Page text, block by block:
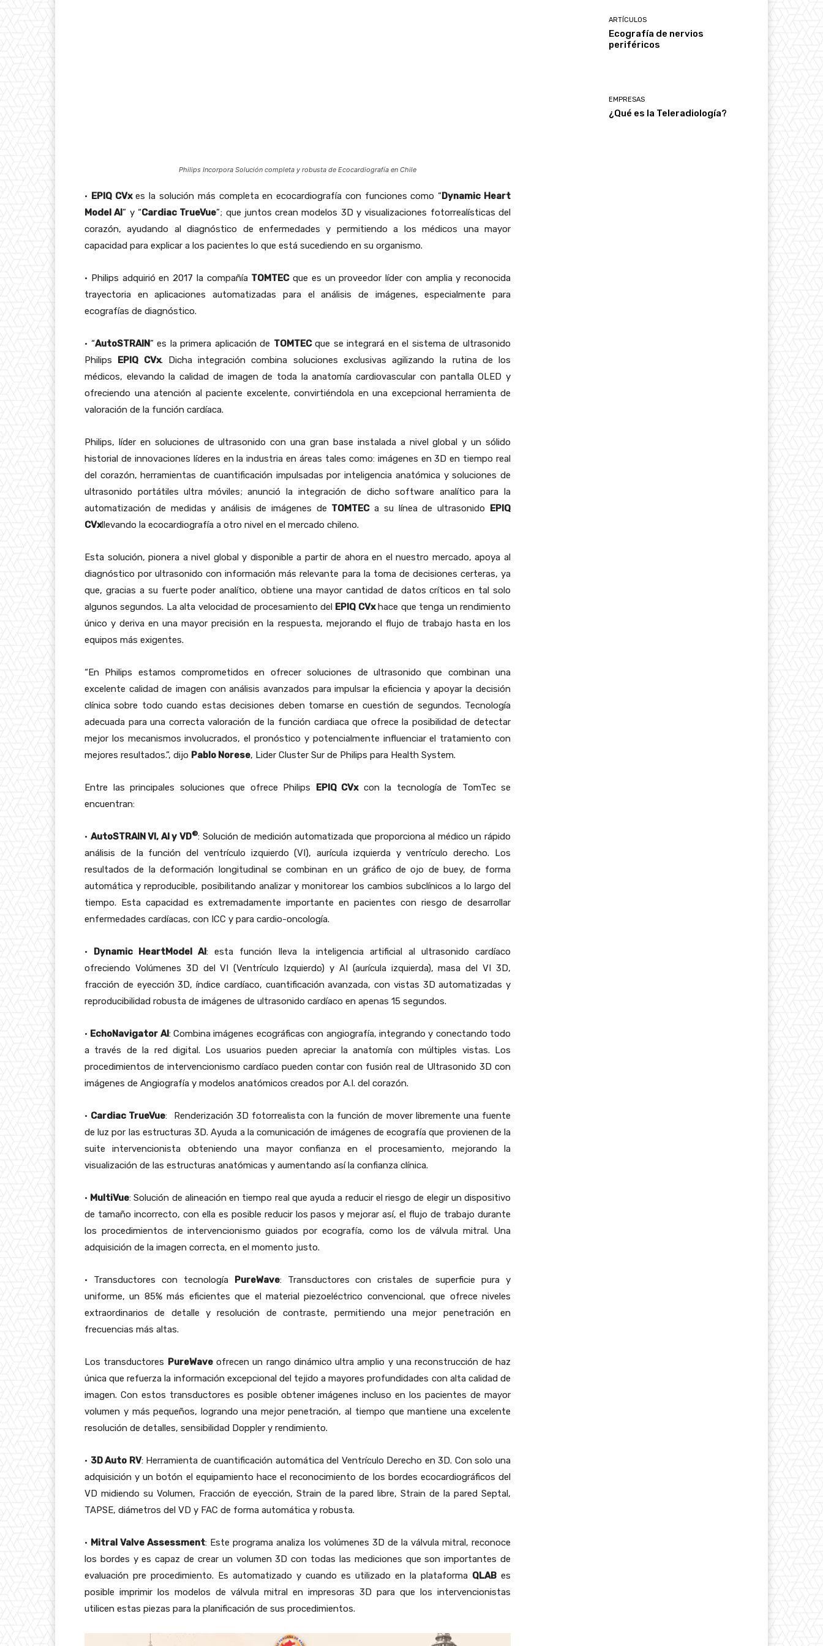
Philips Incorpora Solución completa y robusta de Ecocardiografía en Chile
• EPIQ CVxes la solución más completa en ecocardiografía con funciones como “Dynamic Heart
ModelAI” y “Cardiac TrueVue”; que juntos crean modelos 3D y visualizaciones fotorrealísticas del
corazón, ayudando al diagnóstico de enfermedades y permitiendo a los médicos una mayor
capacidad para explicar a los pacientes lo que está sucediendo en su organismo.
• Philips adquirió en 2017 la compañía TOMTECque es un proveedor líder con amplia y reconocida
trayectoria en aplicaciones automatizadas para el análisis de imágenes, especialmente para
ecografías de diagnóstico.
• “AutoSTRAIN” es la primera aplicación de TOMTECque se integrará en el sistema de ultrasonido
Philips EPIQ CVx. Dicha integración combina soluciones exclusivas agilizando la rutina de los
médicos, elevando la calidad de imagen de toda la anatomía cardiovascular con pantalla OLED y
ofreciendo una atención al paciente excelente, convirtiéndola en una excepcional herramienta de
valoración de la función cardíaca.
Philips, líder en soluciones de ultrasonido con una gran base instalada a nivel global y un sólido
historial de innovaciones líderes en la industria en áreas tales como: imágenes en 3D en tiempo real
del corazón, herramientas de cuantificación impulsadas por inteligencia anatómica y soluciones de
ultrasonido portátiles ultra móviles; anunció la integración de dicho software analítico para la
automatización de medidas y análisis de imágenes de TOMTECa su línea de ultrasonido EPIQ
CVxllevando la ecocardiografía a otro nivel en el mercado chileno.
Esta solución, pionera a nivel global y disponible a partir de ahora en el nuestro mercado, apoya al
diagnóstico por ultrasonido con información más relevante para la toma de decisiones certeras, ya
que, gracias a su fuerte poder analítico, obtiene una mayor cantidad de datos críticos en tal solo
algunos segundos. La alta velocidad de procesamiento del EPIQ CVxhace que tenga un rendimiento
único y deriva en una mayor precisión en la respuesta, mejorando el flujo de trabajo hasta en los
equipos más exigentes.
“En Philips estamos comprometidos en ofrecer soluciones de ultrasonido que combinan una
excelente calidad de imagen con análisis avanzados para impulsar la eficiencia y apoyar la decisión
clínica sobre todo cuando estas decisiones deben tomarse en cuestión de segundos. Tecnología
adecuada para una correcta valoración de la función cardiaca que ofrece la posibilidad de detectar
mejor los mecanismos involucrados, el pronóstico y potencialmente influenciar el tratamiento con
mejores resultados.”, dijo Pablo Norese, Lider Cluster Sur de Philips para Health System.
Entre las principales soluciones que ofrece Philips EPIQ CVxcon la tecnología de TomTec se
encuentran:
• AutoSTRAIN VI, AI y VD©: Solución de medición automatizada que proporciona al médico un rápido
análisis de la función del ventrículo izquierdo (VI), aurícula izquierda y ventrículo derecho. Los
resultados de la deformación longitudinal se combinan en un gráfico de ojo de buey, de forma
automática y reproducible, posibilitando analizar y monitorear los cambios subclínicos a lo largo del
tiempo. Esta capacidad es extremadamente importante en pacientes con riesgo de desarrollar
enfermedades cardíacas, con ICC y para cardio-oncología.
• Dynamic HeartModel AI: esta función lleva la inteligencia artificial al ultrasonido cardíaco
ofreciendo Volúmenes 3D del VI (Ventrículo Izquierdo) y AI (aurícula izquierda), masa del VI 3D,
fracción de eyección 3D, índice cardíaco, cuantificación avanzada, con vistas 3D automatizadas y
reproducibilidad robusta de imágenes de ultrasonido cardíaco en apenas 15 segundos.
• EchoNavigator AI: Combina imágenes ecográficas con angiografía, integrando y conectando todo
a través de la red digital. Los usuarios pueden apreciar la anatomía con múltiples vistas. Los
procedimientos de intervencionismo cardíaco pueden contar con fusión real de Ultrasonido 3D con
imágenes de Angiografía y modelos anatómicos creados por A.I. del corazón.
• Cardiac TrueVue: Renderización 3D fotorrealista con la función de mover libremente una fuente
de luz por las estructuras 3D. Ayuda a la comunicación de imágenes de ecografía que provienen de la
suite intervencionista obteniendo una mayor confianza en el procesamiento, mejorando la
visualización de las estructuras anatómicas y aumentando así la confianza clínica.
• MultiVue: Solución de alineación en tiempo real que ayuda a reducir el riesgo de elegir un dispositivo
de tamaño incorrecto, con ella es posible reducir los pasos y mejorar así, el flujo de trabajo durante
los procedimientos de intervencionismo guiados por ecografía, como los de válvula mitral. Una
adquisición de la imagen correcta, en el momento justo.
• Transductores con tecnología PureWave: Transductores con cristales de superficie pura y
uniforme, un 85% más eficientes que el material piezoeléctrico convencional, que ofrece niveles
extraordinarios de detalle y resolución de contraste, permitiendo una mejor penetración en
frecuencias más altas.
Los transductores PureWaveofrecen un rango dinámico ultra amplio y una reconstrucción de haz
única que refuerza la información excepcional del tejido a mayores profundidades con alta calidad de
imagen. Con estos transductores es posible obtener imágenes incluso en los pacientes de mayor
volumen y más pequeños, logrando una mejor penetración, al tiempo que mantiene una excelente
resolución de detalles, sensibilidad Doppler y rendimiento.
• 3D Auto RV: Herramienta de cuantificación automática del Ventrículo Derecho en 3D. Con solo una
adquisición y un botón el equipamiento hace el reconocimiento de los bordes ecocardiográficos del
VD midiendo su Volumen, Fracción de eyección, Strain de la pared libre, Strain de la pared Septal,
TAPSE, diámetros del VD y FAC de forma automática y robusta.
• Mitral Valve Assessment: Este programa analiza los volúmenes 3D de la válvula mitral, reconoce
los bordes y es capaz de crear un volumen 3D con todas las mediciones que son importantes de
evaluación pre procedimiento. Es automatizado y cuando es utilizado en la plataforma QLAB es
posible imprimir los modelos de válvula mitral en impresoras 3D para que los intervencionistas
utilicen estas piezas para la planificación de sus procedimientos.
ARTÍCULOS
Ecografía de nervios
periféricos
EMPRESAS
¿Qué es la Teleradiología?